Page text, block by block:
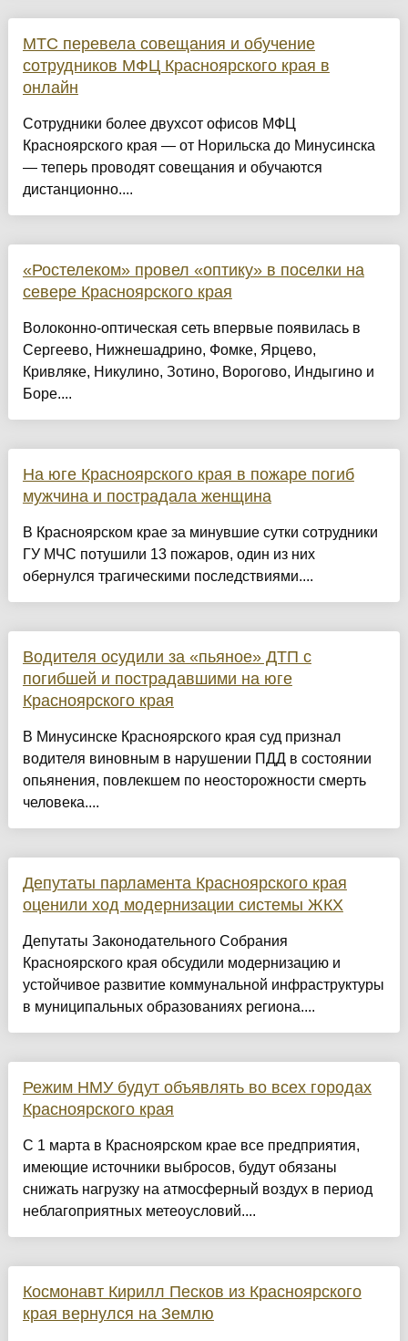
МТС перевела совещания и обучение
сотрудников МФЦ Красноярского края в
онлайн
Сотрудники более двухсот офисов МФЦ
Красноярского края — от Норильска до Минусинска
— теперь проводят совещания и обучаются
дистанционно....
«Ростелеком» провел «оптику» в поселки на
севере Красноярского края
Волоконно-оптическая сеть впервые появилась в
Сергеево, Нижнешадрино, Фомке, Ярцево,
Кривляке, Никулино, Зотино, Ворогово, Индыгино и
Боре....
На юге Красноярского края в пожаре погиб
мужчина и пострадала женщина
В Красноярском крае за минувшие сутки сотрудники
ГУ МЧС потушили 13 пожаров, один из них
обернулся трагическими последствиями....
Водителя осудили за «пьяное» ДТП с
погибшей и пострадавшими на юге
Красноярского края
В Минусинске Красноярского края суд признал
водителя виновным в нарушении ПДД в состоянии
опьянения, повлекшем по неосторожности смерть
человека....
Депутаты парламента Красноярского края
оценили ход модернизации системы ЖКХ
Депутаты Законодательного Собрания
Красноярского края обсудили модернизацию и
устойчивое развитие коммунальной инфраструктуры
в муниципальных образованиях региона....
Режим НМУ будут объявлять во всех городах
Красноярского края
С 1 марта в Красноярском крае все предприятия,
имеющие источники выбросов, будут обязаны
снижать нагрузку на атмосферный воздух в период
неблагоприятных метеоусловий....
Космонавт Кирилл Песков из Красноярского
края вернулся на Землю